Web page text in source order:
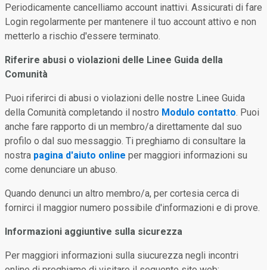
Periodicamente cancelliamo account inattivi. Assicurati di fare
Login regolarmente per mantenere il tuo account attivo e non
metterlo a rischio d'essere terminato.
Riferire abusi o violazioni delle Linee Guida della
Comunità
Puoi riferirci di abusi o violazioni delle nostre Linee Guida
della Comunità completando il nostro Modulo contatto. Puoi
anche fare rapporto di un membro/a direttamente dal suo
profilo o dal suo messaggio. Ti preghiamo di consultare la
nostra pagina d'aiuto online per maggiori informazioni su
come denunciare un abuso.
Quando denunci un altro membro/a, per cortesia cerca di
fornirci il maggior numero possibile d'informazioni e di prove.
Informazioni aggiuntive sulla sicurezza
Per maggiori informazioni sulla siucurezza negli incontri